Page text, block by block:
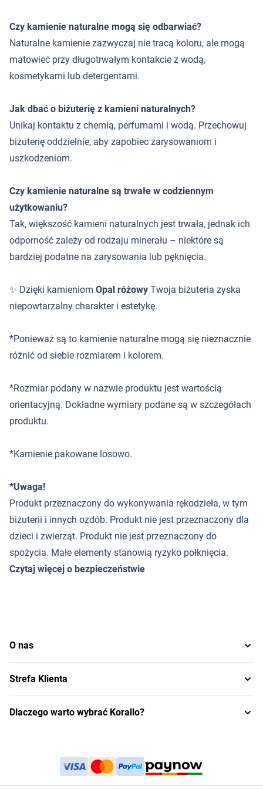
Czy kamienie naturalne mogą się odbarwiać?
Naturalne kamienie zazwyczaj nie tracą koloru, ale mogą
matowieć przy długotrwałym kontakcie z wodą,
kosmetykami lub detergentami.
Jak dbać o biżuterię z kamieni naturalnych?
Unikaj kontaktu z chemią, perfumami i wodą. Przechowuj
biżuterię oddzielnie, aby zapobiec zarysowaniom i
uszkodzeniom.
Czy kamienie naturalne są trwałe w codziennym
użytkowaniu?
Tak, większość kamieni naturalnych jest trwała, jednak ich
odporność zależy od rodzaju minerału – niektóre są
bardziej podatne na zarysowania lub pęknięcia.
✨ Dzięki kamieniom Opal różowy Twoja biżuteria zyska
niepowtarzalny charakter i estetykę.
*Ponieważ są to kamienie naturalne mogą się nieznacznie
różnić od siebie rozmiarem i kolorem.
*Rozmiar podany w nazwie produktu jest wartością
orientacyjną. Dokładne wymiary podane są w szczegółach
produktu.
*Kamienie pakowane losowo.
*Uwaga!
Produkt przeznaczony do wykonywania rękodzieła, w tym
biżuterii i innych ozdób. Produkt nie jest przeznaczony dla
dzieci i zwierząt. Produkt nie jest przeznaczony do
spożycia. Małe elementy stanowią ryzyko połknięcia.
Czytaj więcej o bezpieczeństwie
O nas
Strefa Klienta
Dlaczego warto wybrać Korallo?